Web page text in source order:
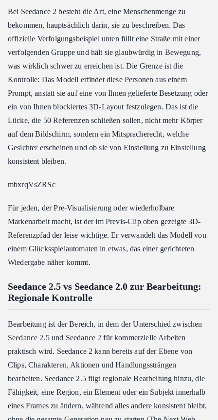
Bei Seedance 2 besteht die Art, eine Menschenmenge zu
bekommen, hauptsächlich darin, sie zu beschreiben. Das
offizielle Verfolgungsbeispiel unten füllt eine Straße mit einer
verfolgenden Gruppe und hält sie glaubwürdig in Bewegung,
was wirklich schwer zu erreichen ist. Die Grenze ist die
Kontrolle: Das Modell erfindet diese Personen aus einem
Prompt, anstatt sie auf eine von Ihnen gelieferte Besetzung oder
ein von Ihnen blockiertes 3D-Layout festzulegen. Das ist die
Lücke, die 50 Referenzen schließen sollen, nicht mehr Körper
auf dem Bildschirm, sondern ein Mitspracherecht, welche
Gesichter erscheinen und ob sie von Einstellung zu Einstellung
konsistent bleiben.
mbxrqVsZRSc
Für jeden, der Pre-Visualisierung oder wiederholbare
Markenarbeit macht, ist der im Previs-Clip oben gezeigte 3D-
Referenzpfad der leise wichtige. Er verwandelt das Modell von
einem Glücksspielautomaten in etwas, das einer gerichteten
Wiedergabe näher kommt.
Seedance 2.5 vs Seedance 2.0 zur Bearbeitung:
Regionale Kontrolle
Bearbeitung ist der Bereich, in dem der Unterschied zwischen
Seedance 2.5 und Seedance 2 für kommerzielle Arbeiten
praktisch wird. Seedance 2 kann bereits auf der Ebene von
Clips, Charakteren, Aktionen und Handlungssträngen
bearbeiten. Seedance 2.5 fügt regionale Bearbeitung hinzu, die
Fähigkeit, eine Region, ein Element oder ein Subjekt innerhalb
eines Frames zu ändern, während alles andere konsistent bleibt,